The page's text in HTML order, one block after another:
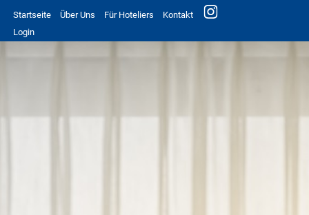
Startseite Über Uns Für Hoteliers
Kontakt
Login